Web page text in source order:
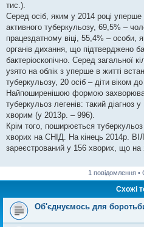
тис.).
Серед осіб, яким у 2014 році уперше
активного туберкульозу, 69,5% –
працездатному віці, 55,4% – особи,
органів дихання, що підтверджено
бактеріоскопічно. Серед загальної
узято на облік з уперше в житті
туберкульозу, 20 осіб – діти віком до
Найпоширенішою формою
туберкульоз легенів: такий діагноз
хворим (у 2013р. – 996).
Крім того, поширюється
хворих на СНІД. На кінець 2014р.
зареєстрований у 156 хворих, що на
1 повідомлення •
Схожі
Об'єднуємось для